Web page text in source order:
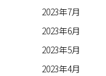
2023年7月
2023年6月
2023年5月
2023年4月